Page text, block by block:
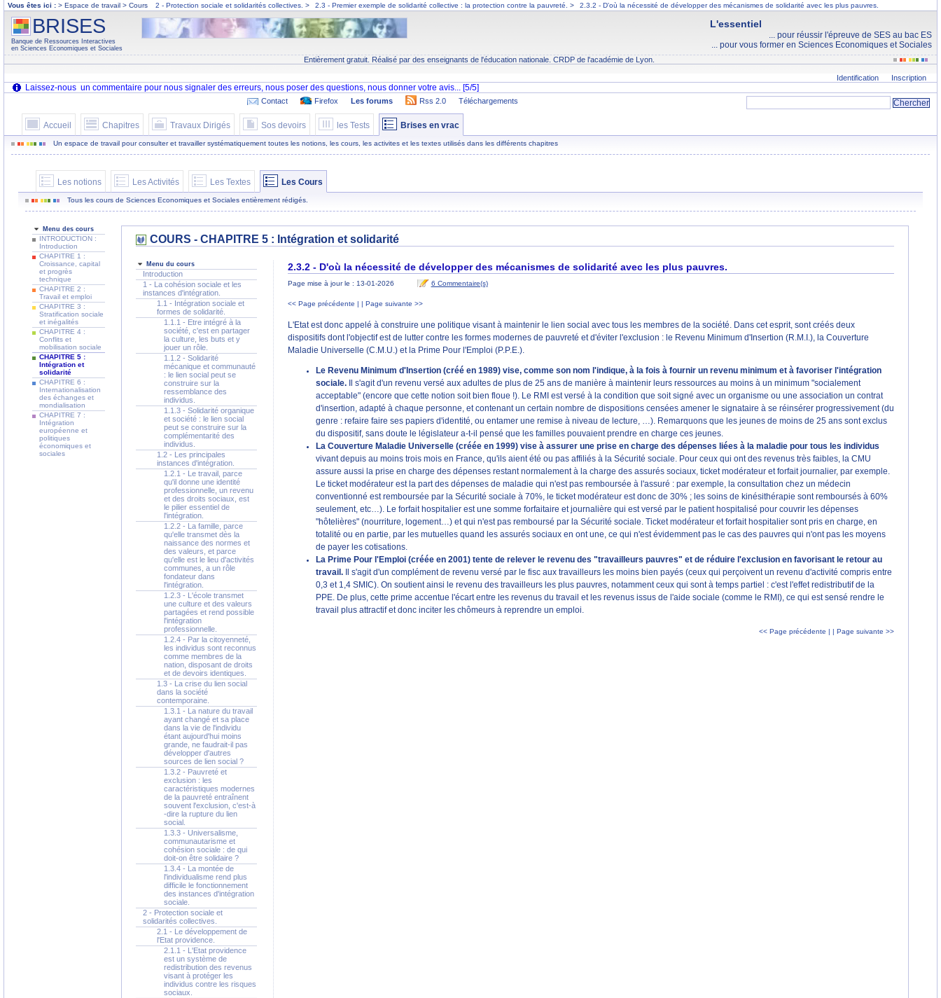
Vous êtes ici : > Espace de travail > Cours 2 - Protection sociale et solidarités collectives. > 2.3 - Premier exemple de solidarité collective : la protection contre la pauvreté. > 2.3.2 - D'où la nécessité de développer des mécanismes de solidarité avec les plus pauvres.
L'essentiel
... pour réussir l'épreuve de SES au bac ES
... pour vous former en Sciences Economiques et Sociales
BRISES
Banque de Ressources Interactives
en Sciences Economiques et Sociales
Entièrement gratuit. Réalisé par des enseignants de l'éducation nationale. CRDP de l'académie de Lyon.
Identification Inscription
Contact Firefox Les forums Rss 2.0 Téléchargements
Accueil Chapitres Travaux Dirigés Sos devoirs les Tests Brises en vrac
Un espace de travail pour consulter et travailler systématiquement toutes les notions, les cours, les activites et les textes utilisés dans les différents chapitres
Les notions Les Activités Les Textes Les Cours
Tous les cours de Sciences Economiques et Sociales entièrement rédigés.
Menu des cours
INTRODUCTION :
Introduction
CHAPITRE 1 :
Croissance, capital
et progrès
technique
CHAPITRE 2 :
Travail et emploi
CHAPITRE 3 :
Stratification sociale
et inégalités
CHAPITRE 4 :
Conflits et
mobilisation sociale
CHAPITRE 5 :
Intégration et
solidarité
CHAPITRE 6 :
Internationalisation
des échanges et
mondialisation
CHAPITRE 7 :
Intégration
européenne et
politiques
économiques et
sociales
COURS - CHAPITRE 5 : Intégration et solidarité
Menu du cours
Introduction
1 - La cohésion sociale et les
instances d'intégration.
1.1 - Intégration sociale et
formes de solidarité.
1.1.1 - Etre intégré à la
société, c'est en partager
la culture, les buts et y
jouer un rôle.
1.1.2 - Solidarité
mécanique et communauté
: le lien social peut se
construire sur la
ressemblance des
individus.
1.1.3 - Solidarité organique
et société : le lien social
peut se construire sur la
complémentarité des
individus.
1.2 - Les principales
instances d'intégration.
1.2.1 - Le travail, parce
qu'il donne une identité
professionnelle, un revenu
et des droits sociaux, est
le pilier essentiel de
l'intégration.
1.2.2 - La famille, parce
qu'elle transmet dès la
naissance des normes et
des valeurs, et parce
qu'elle est le lieu d'activités
communes, a un rôle
fondateur dans
l'intégration.
1.2.3 - L'école transmet
une culture et des valeurs
partagées et rend possible
l'intégration
professionnelle.
1.2.4 - Par la citoyenneté,
les individus sont reconnus
comme membres de la
nation, disposant de droits
et de devoirs identiques.
1.3 - La crise du lien social
dans la société
contemporaine.
1.3.1 - La nature du travail
ayant changé et sa place
dans la vie de l'individu
étant aujourd'hui moins
grande, ne faudrait-il pas
développer d'autres
sources de lien social ?
1.3.2 - Pauvreté et
exclusion : les
caractéristiques modernes
de la pauvreté entraînent
souvent l'exclusion, c'est-à
-dire la rupture du lien
social.
1.3.3 - Universalisme,
communautarisme et
cohésion sociale : de qui
doit-on être solidaire ?
1.3.4 - La montée de
l'individualisme rend plus
difficile le fonctionnement
des instances d'intégration
sociale.
2 - Protection sociale et
solidarités collectives.
2.1 - Le développement de
l'Etat providence.
2.1.1 - L'Etat providence
est un système de
redistribution des revenus
visant à protéger les
individus contre les risques
sociaux.
2.3.2 - D'où la nécessité de développer des mécanismes de solidarité avec les plus pauvres.
Page mise à jour le : 13-01-2026 6 Commentaire(s)
<< Page précédente | | Page suivante >>
L'Etat est donc appelé à construire une politique visant à maintenir le lien social avec tous les membres de la société. Dans cet esprit, sont créés deux
dispositifs dont l'objectif est de lutter contre les formes modernes de pauvreté et d'éviter l'exclusion : le Revenu Minimum d'Insertion (R.M.I.), la Couverture
Maladie Universelle (C.M.U.) et la Prime Pour l'Emploi (P.P.E.).
Le Revenu Minimum d'Insertion (créé en 1989) vise, comme son nom l'indique, à la fois à fournir un revenu minimum et à favoriser l'intégration
sociale.
Il s'agit d'un revenu versé aux adultes de plus de 25 ans de manière à maintenir leurs ressources au moins à un minimum "socialement
acceptable" (encore que cette notion soit bien floue !). Le RMI est versé à la condition que soit signé avec un organisme ou une association un contrat
d'insertion, adapté à chaque personne, et contenant un certain nombre de dispositions censées amener le signataire à se réinsérer progressivement (du
genre : refaire faire ses papiers d'identité, ou entamer une remise à niveau de lecture, …). Remarquons que les jeunes de moins de 25 ans sont exclus
du dispositif, sans doute le législateur a-t-il pensé que les familles pouvaient prendre en charge ces jeunes.
La Couverture Maladie Universelle (créée en 1999) vise à assurer une prise en charge des dépenses liées à la maladie pour tous les individus
vivant depuis au moins trois mois en France, qu'ils aient été ou pas affiliés à la Sécurité sociale. Pour ceux qui ont des revenus très faibles, la CMU
assure aussi la prise en charge des dépenses restant normalement à la charge des assurés sociaux, ticket modérateur et forfait journalier, par exemple.
Le ticket modérateur est la part des dépenses de maladie qui n'est pas remboursée à l'assuré : par exemple, la consultation chez un médecin
conventionné est remboursée par la Sécurité sociale à 70%, le ticket modérateur est donc de 30% ; les soins de kinésithérapie sont remboursés à 60%
seulement, etc…). Le forfait hospitalier est une somme forfaitaire et journalière qui est versé par le patient hospitalisé pour couvrir les dépenses
"hôtelières" (nourriture, logement…) et qui n'est pas remboursé par la Sécurité sociale. Ticket modérateur et forfait hospitalier sont pris en charge, en
totalité ou en partie, par les mutuelles quand les assurés sociaux en ont une, ce qui n'est évidemment pas le cas des pauvres qui n'ont pas les moyens
de payer les cotisations.
La Prime Pour l'Emploi (créée en 2001) tente de relever le revenu des "travailleurs pauvres" et de réduire l'exclusion en favorisant le retour au
travail.
Il s'agit d'un complément de revenu versé par le fisc aux travailleurs les moins bien payés (ceux qui perçoivent un revenu d'activité compris entre
0,3 et 1,4 SMIC). On soutient ainsi le revenu des travailleurs les plus pauvres, notamment ceux qui sont à temps partiel : c'est l'effet redistributif de la
PPE. De plus, cette prime accentue l'écart entre les revenus du travail et les revenus issus de l'aide sociale (comme le RMI), ce qui est sensé rendre le
travail plus attractif et donc inciter les chômeurs à reprendre un emploi.
<< Page précédente | | Page suivante >>